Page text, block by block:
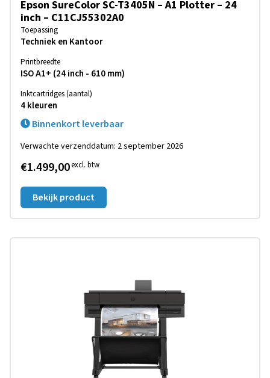
Epson SureColor SC-T3405N – A1 Plotter – 24
inch – C11CJ55302A0
Toepassing
Techniek en Kantoor
Printbreedte
ISO A1+ (24 inch - 610 mm)
Inktcartridges (aantal)
4 kleuren
Binnenkort leverbaar
Verwachte verzenddatum: 2 september 2026
€1.499,00excl. btw
Bekijk product